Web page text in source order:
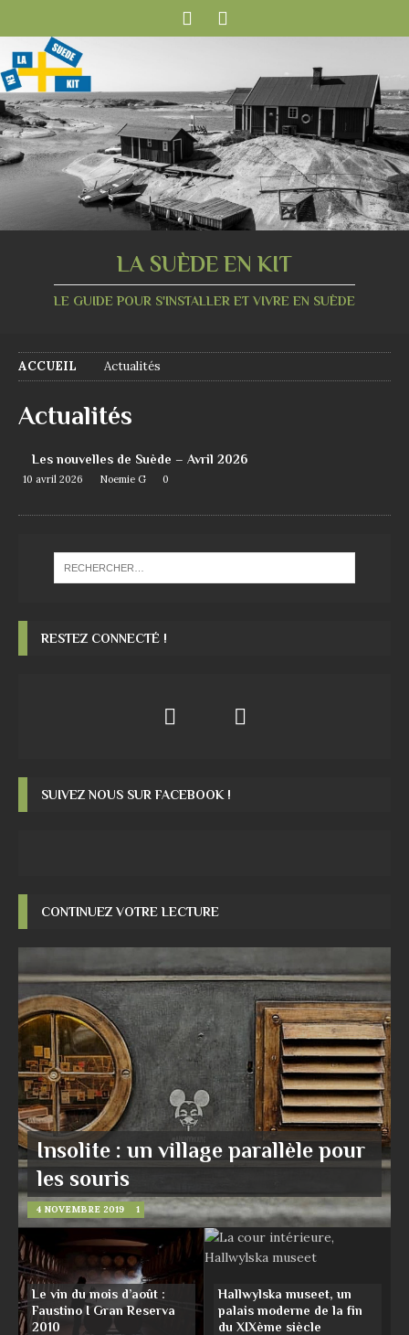
LA SUÈDE EN KIT
LE GUIDE POUR S'INSTALLER ET VIVRE EN SUÈDE
ACCUEIL Actualités
Actualités
Les nouvelles de Suède – Avril 2026
10 avril 2026 Noemie G 0
RESTEZ CONNECTÉ !
SUIVEZ NOUS SUR FACEBOOK !
CONTINUEZ VOTRE LECTURE
Insolite : un village parallèle pour
les souris
4 NOVEMBRE 2019 1
Le vin du mois d’août :
Faustino I Gran Reserva
2010
Hallwylska museet, un
palais moderne de la fin
du XIXème siècle